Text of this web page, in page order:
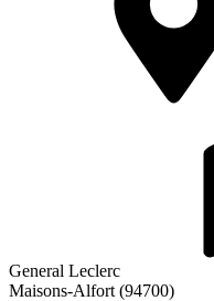
General Leclerc
Maisons-Alfort (94700)